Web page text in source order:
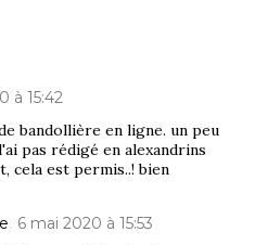
à 15:42
bandollière en ligne. un peu
pas rédigé en alexandrins
cela est permis..! bien
6 mai 2020 à 15:53